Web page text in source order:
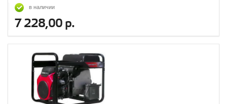
в наличии
7 228,00 р.